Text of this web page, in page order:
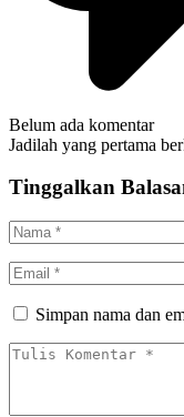
Belum ada komentar
Jadilah yang pertama
Tinggalkan
Simpan nama dan